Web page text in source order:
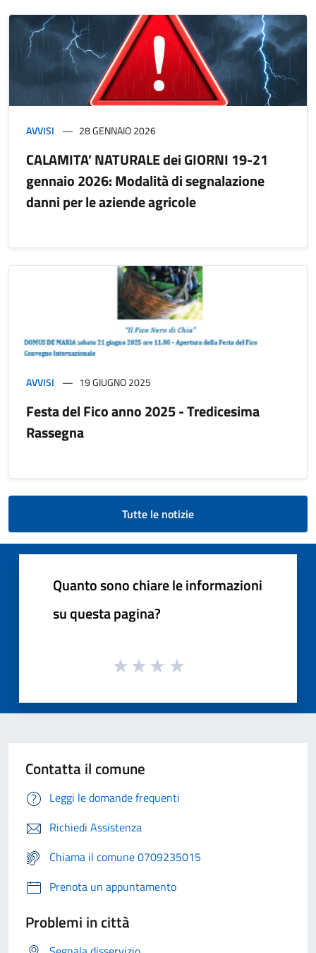
AVVISI 28 GENNAIO 2026
CALAMITA’ NATURALE dei GIORNI 19-21
gennaio 2026: Modalità di segnalazione
danni per le aziende agricole
AVVISI 19 GIUGNO 2025
Festa del Fico anno 2025 - Tredicesima
Rassegna
Tutte le notizie
Quanto sono chiare le informazioni
su questa pagina?
Contatta il comune
Leggi le domande frequenti
Richiedi Assistenza
Chiama il comune 0709235015
Prenota un appuntamento
Problemi in città